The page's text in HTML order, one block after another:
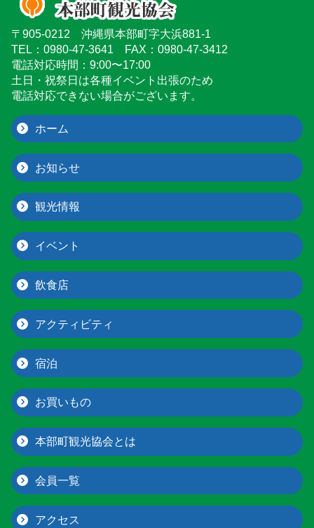
〒905-0212 沖縄県本部町字大浜881-1
TEL：0980-47-3641 FAX：0980-47-3412
電話対応時間：9:00〜17:00
土日・祝祭日は各種イベント出張のため
電話対応できない場合がございます。
ホーム
お知らせ
観光情報
イベント
飲食店
アクティビティ
宿泊
お買いもの
本部町観光協会とは
会員一覧
アクセス